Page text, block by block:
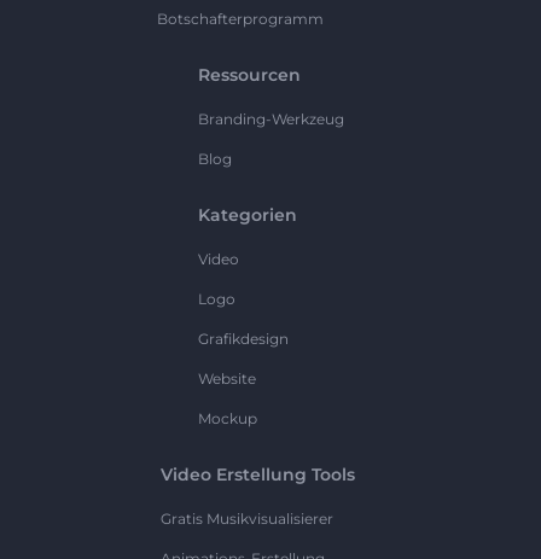
Botschafterprogramm
Ressourcen
Branding-Werkzeug
Blog
Kategorien
Video
Logo
Grafikdesign
Website
Mockup
Video Erstellung Tools
Gratis Musikvisualisierer